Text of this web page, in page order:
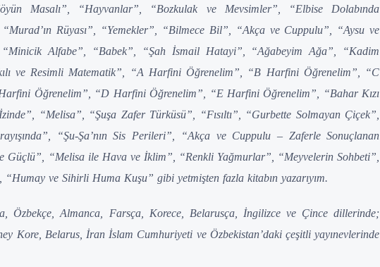
Masalı”, “Hayvanlar”, “Bozkulak ve Mevsimler”, “Elbise Dolabında
Rüyası”, “Yemekler”, “Bilmece Bil”, “Akça ve Cuppulu”, “Aysu ve
Alfabe”, “Babek”, “Şah İsmail Hatayi”, “Ağabeyim Ağa”, “Kadim
ve Resimli Matematik”, “A Harfini Öğrenelim”, “B Harfini Öğrenelim”, “C
Öğrenelim”, “D Harfini Öğrenelim”, “E Harfini Öğrenelim”, “Bahar Kızı
“Melisa”, “Şuşa Zafer Türküsü”, “Fısıltı”, “Gurbette Solmayan Çiçek”,
“Şu-Şa’nın Sis Perileri”, “Akça ve Cuppulu – Zaferle Sonuçlanan
Güçlü”, “Melisa ile Hava ve İklim”, “Renkli Yağmurlar”, “Meyvelerin Sohbeti”,
“Humay ve Sihirli Huma Kuşu” gibi yetmişten fazla kitabın yazarıyım.
Özbekçe, Almanca, Farsça, Korece, Belarusça, İngilizce ve Çince dillerinde;
Kore, Belarus, İran İslam Cumhuriyeti ve Özbekistan’daki çeşitli yayınevlerinde